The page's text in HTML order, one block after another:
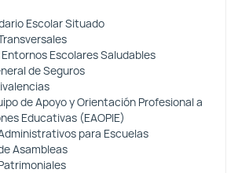
Escolar Situado
Escolares Saludables
de Seguros
de Apoyo y Orientación Profesional a
Educativas (EAOPIE)
para Escuelas
Asambleas